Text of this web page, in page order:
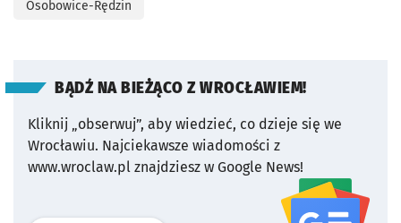
Osobowice-Rędzin
BĄDŹ NA BIEŻĄCO Z WROCŁAWIEM!
Kliknij „obserwuj”, aby wiedzieć, co dzieje się we
Wrocławiu. Najciekawsze wiadomości z
www.wroclaw.pl znajdziesz w Google News!